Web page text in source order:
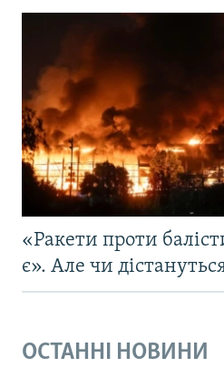
«Ракети проти
є». Але чи
ОСТАННІ НОВИНИ